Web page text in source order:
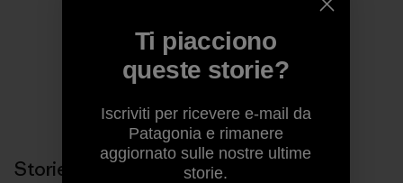
Storie correlate
Ti piacciono
queste storie?
Iscriviti per ricevere e-mail da
Patagonia e rimanere
aggiornato sulle nostre ultime
storie.